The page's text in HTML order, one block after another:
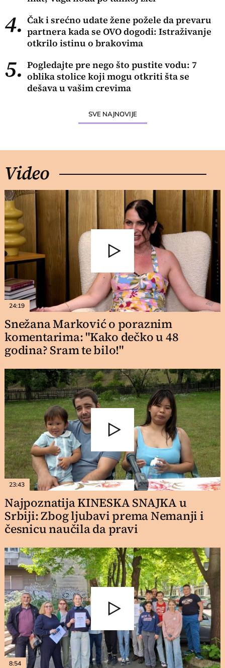
4. Čak i srećno udate žene požele da prevaru
partnera kada se OVO dogodi: Istraživanje
otkrilo istinu o brakovima
5. Pogledajte pre nego što pustite vodu: 7
oblika stolice koji mogu otkriti šta se
dešava u vašim crevima
SVE NAJNOVIJE
Video
24:19
Snežana Marković o poraznim
komentarima: "Kako dečko u 48
godina? Sram te bilo!"
23:43
Najpoznatija KINESKA SNAJKA u
Srbiji: Zbog ljubavi prema Nemanji i
česnicu naučila da pravi
8:54